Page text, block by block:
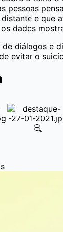
pessoas
distante e que
os dados
de diálogos e
evitar o